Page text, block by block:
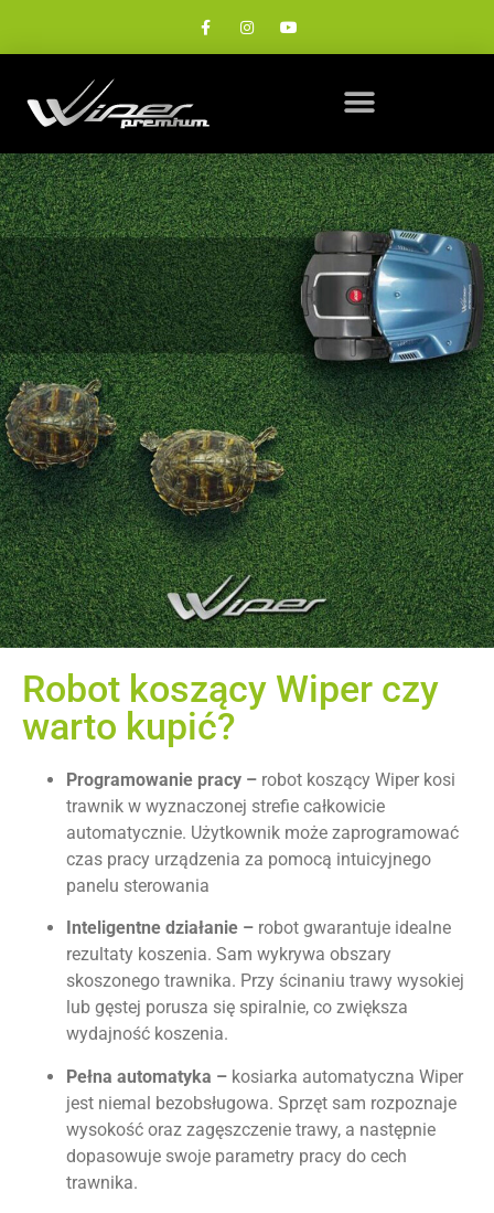
Robot koszący Wiper czy
warto kupić?
Programowanie pracy – robot koszący Wiper kosi
trawnik w wyznaczonej strefie całkowicie
automatycznie. Użytkownik może zaprogramować
czas pracy urządzenia za pomocą intuicyjnego
panelu sterowania
Inteligentne działanie – robot gwarantuje idealne
rezultaty koszenia. Sam wykrywa obszary
skoszonego trawnika. Przy ścinaniu trawy wysokiej
lub gęstej porusza się spiralnie, co zwiększa
wydajność koszenia.
Pełna automatyka – kosiarka automatyczna Wiper
jest niemal bezobsługowa. Sprzęt sam rozpoznaje
wysokość oraz zagęszczenie trawy, a następnie
dopasowuje swoje parametry pracy do cech
trawnika.